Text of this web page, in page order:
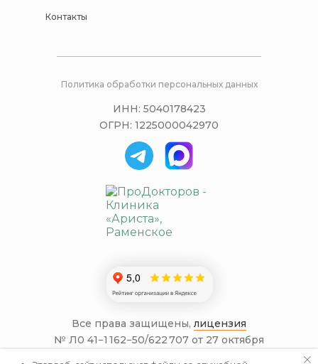
Все права защищены, лицензия
№ Л0 41−1 162−50/622 707 от 27 октября
ИНН: 5040178423
ОГРН: 1225000042970
Политика обработки персональных данных
Контакты